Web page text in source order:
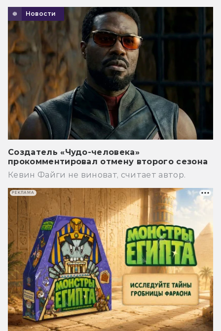
Новости
Создатель «Чудо-человека»
прокомментировал отмену второго сезона
Кевин Файги не виноват, считает автор.
РЕКЛАМА